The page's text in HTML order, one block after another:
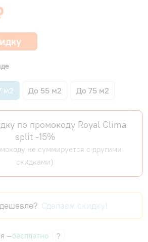
м2 До 55 м2 До 75 м2
по промокоду Royal Clima
split -15%
не суммируется с другими
скидками)
Сделаем скидку!
—бесплатно
?